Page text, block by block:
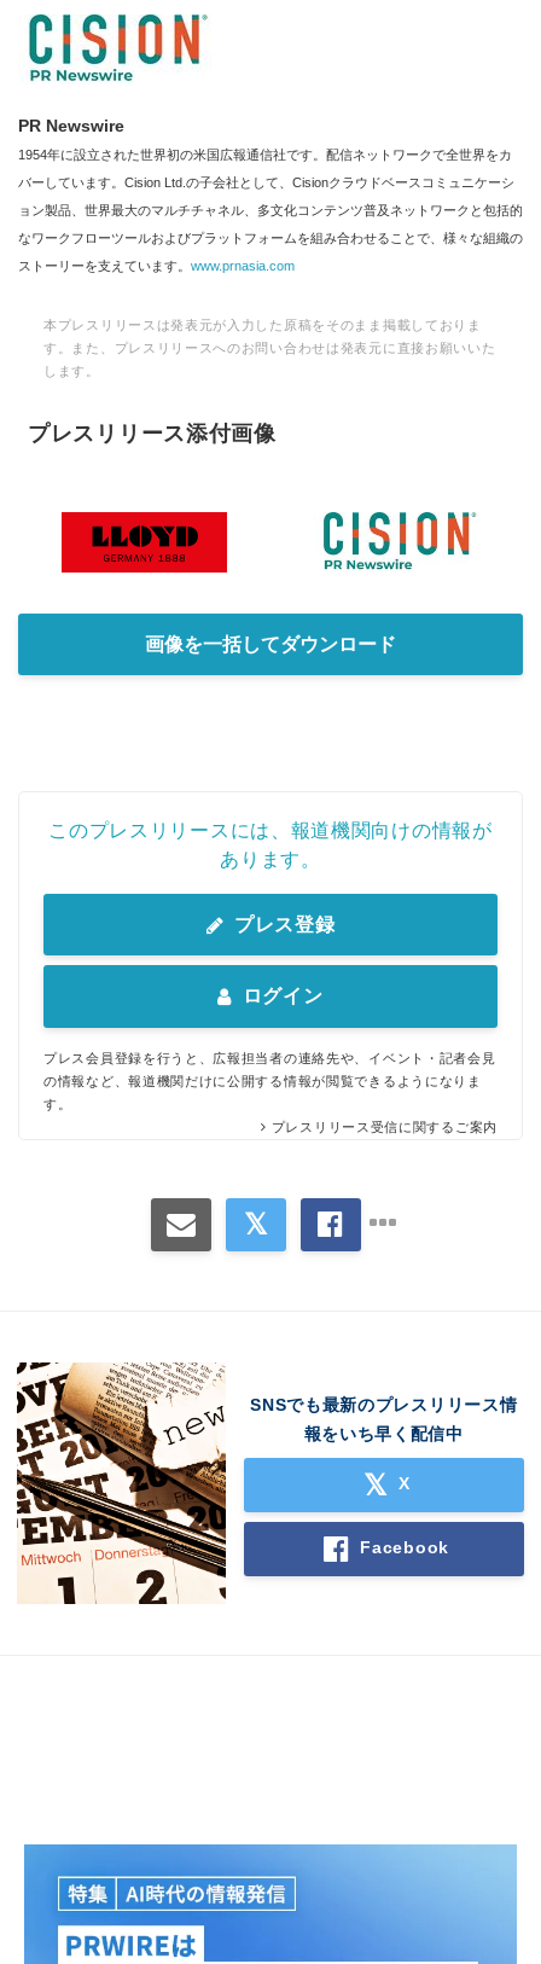
PR Newswire
1954年に設立された世界初の米国広報通信社です。配信ネットワークで全世界をカ
バーしています。Cision Ltd.の子会社として、Cisionクラウドベースコミュニケーシ
ョン製品、世界最大のマルチチャネル、多文化コンテンツ普及ネットワークと包括的
なワークフローツールおよびプラットフォームを組み合わせることで、様々な組織の
ストーリーを支えています。 www.prnasia.com
本プレスリリースは発表元が入力した原稿をそのまま掲載しておりま
す。また、プレスリリースへのお問い合わせは発表元に直接お願いいた
します。
プレスリリース添付画像
画像を一括してダウンロード
このプレスリリースには、報道機関向けの情報が
あります。
プレス登録
ログイン
プレス会員登録を行うと、広報担当者の連絡先や、イベント・記者会見
の情報など、報道機関だけに公開する情報が閲覧できるようになりま
す。
プレスリリース受信に関するご案内
SNSでも最新のプレスリリース情
報をいち早く配信中
X
Facebook
Japanese